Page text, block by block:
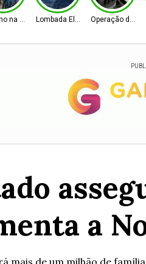
na SenadoLombada EletrônicaOperação da PF
a
mais de um milhão de